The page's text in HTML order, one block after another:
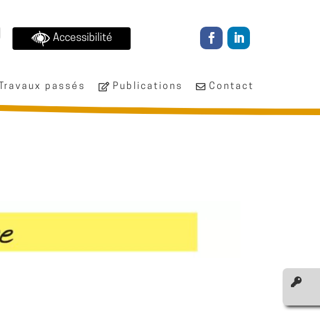
Accessibilité
Travaux passés Publications Contact